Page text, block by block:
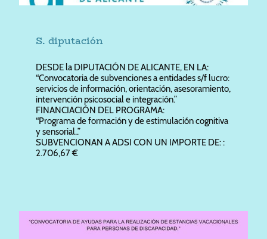
S. diputación
DESDE la DIPUTACIÓN DE ALICANTE, EN LA:
“Convocatoria de subvenciones a entidades s/f lucro:
servicios de información, orientación, asesoramiento,
intervención psicosocial e integración.”
FINANCIACIÓN DEL PROGRAMA:
“Programa de formación y de estimulación cognitiva
y sensorial..”
SUBVENCIONAN A ADSI CON UN IMPORTE DE: :
2.706,67 €